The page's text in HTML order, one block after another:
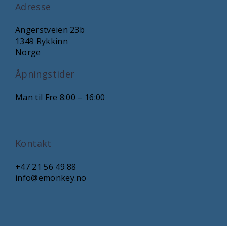
Adresse
Angerstveien 23b
1349 Rykkinn
Norge
Åpningstider
Man til Fre 8:00 – 16:00
Kontakt
+47 21 56 49 88
info@emonkey.no